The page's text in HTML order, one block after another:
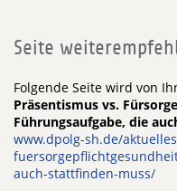
Seite
Folgende Seite wird von
Präsentismus vs.
Führungsaufgabe, die
www.dpolg-sh.de/
auch-stattfinden-muss/